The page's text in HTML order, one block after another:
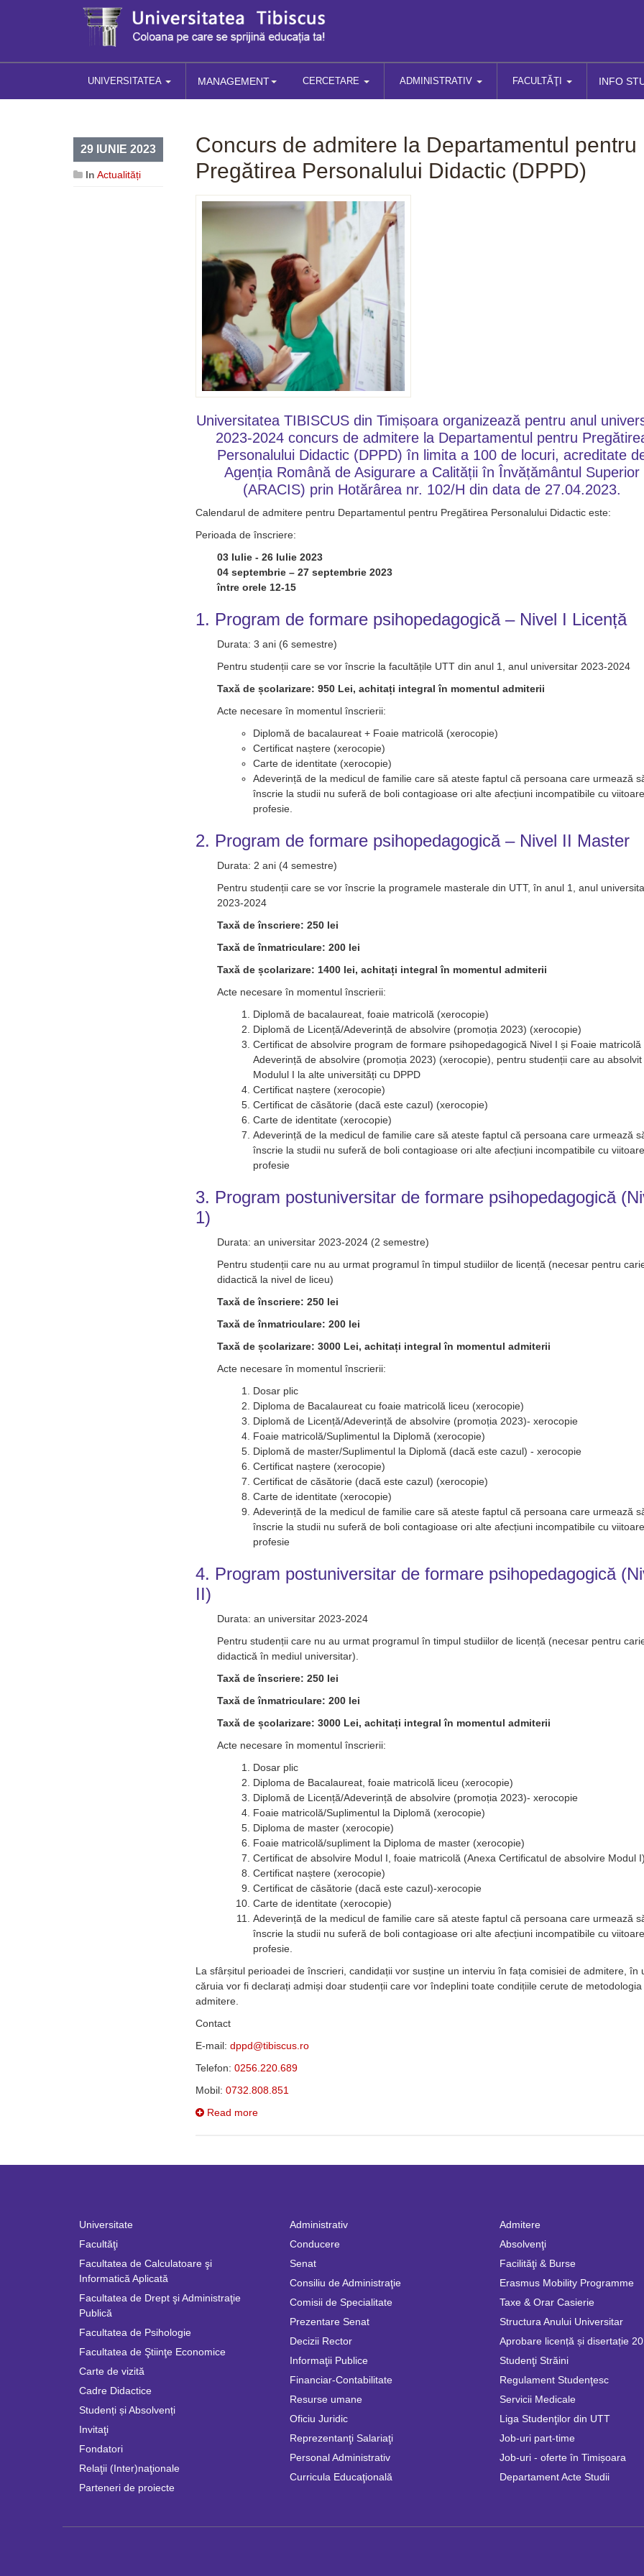
UNIVERSITATEA MANAGEMENT CERCETARE ADMINISTRATIV FACULTĂŢI INFO
Concurs de admitere la Departamentul pentru
Pregătirea Personalului Didactic (DPPD)
29 IUNIE 2023
In Actualități
Universitatea TIBISCUS din Timișoara organizează pentru anul
2023-2024 concurs de admitere la Departamentul pentru
Personalului Didactic (DPPD) în limita a 100 de locuri, acreditate
Agenția Română de Asigurare a Calității în Învățământul Superior
(ARACIS) prin Hotărârea nr. 102/H din data de 27.04.2023.
Calendarul de admitere pentru Departamentul pentru Pregătirea Personalului Didactic este:
Perioada de înscriere:
03 Iulie - 26 Iulie 2023
04 septembrie – 27 septembrie 2023
între orele 12-15
1. Program de formare psihopedagogică – Nivel I Licență
Durata: 3 ani (6 semestre)
Pentru studenții care se vor înscrie la facultățile UTT din anul 1, anul universitar 2023-2024
Taxă de școlarizare: 950 Lei, achitați integral în momentul admiterii
Acte necesare în momentul înscrierii:
Diplomă de bacalaureat + Foaie matricolă (xerocopie)
Certificat naștere (xerocopie)
Carte de identitate (xerocopie)
Adeverință de la medicul de familie care să ateste faptul că persoana care urmează
înscrie la studii nu suferă de boli contagioase ori alte afecțiuni incompatibile cu
profesie.
2. Program de formare psihopedagogică – Nivel II Master
Durata: 2 ani (4 semestre)
Pentru studenții care se vor înscrie la programele masterale din UTT, în anul 1, anul
2023-2024
Taxă de înscriere: 250 lei
Taxă de înmatriculare: 200 lei
Taxă de școlarizare: 1400 lei, achitați integral în momentul admiterii
Acte necesare în momentul înscrierii:
Diplomă de bacalaureat, foaie matricolă (xerocopie)
Diplomă de Licență/Adeverință de absolvire (promoția 2023) (xerocopie)
Certificat de absolvire program de formare psihopedagogică Nivel I și Foaie matricolă
Adeverință de absolvire (promoția 2023) (xerocopie), pentru studenții care au absolvit
Modulul I la alte universități cu DPPD
Certificat naștere (xerocopie)
Certificat de căsătorie (dacă este cazul) (xerocopie)
Carte de identitate (xerocopie)
Adeverință de la medicul de familie care să ateste faptul că persoana care urmează
înscrie la studii nu suferă de boli contagioase ori alte afecțiuni incompatibile cu
profesie
3. Program postuniversitar de formare psihopedagogică
1)
Durata: an universitar 2023-2024 (2 semestre)
Pentru studenții care nu au urmat programul în timpul studiilor de licență (necesar pentru
didactică la nivel de liceu)
Taxă de înscriere: 250 lei
Taxă de înmatriculare: 200 lei
Taxă de școlarizare: 3000 Lei, achitați integral în momentul admiterii
Acte necesare în momentul înscrierii:
Dosar plic
Diploma de Bacalaureat cu foaie matricolă liceu (xerocopie)
Diplomă de Licență/Adeverință de absolvire (promoția 2023)- xerocopie
Foaie matricolă/Suplimentul la Diplomă (xerocopie)
Diplomă de master/Suplimentul la Diplomă (dacă este cazul) - xerocopie
Certificat naștere (xerocopie)
Certificat de căsătorie (dacă este cazul) (xerocopie)
Carte de identitate (xerocopie)
Adeverință de la medicul de familie care să ateste faptul că persoana care urmează
înscrie la studii nu suferă de boli contagioase ori alte afecțiuni incompatibile cu
profesie
4. Program postuniversitar de formare psihopedagogică
II)
Durata: an universitar 2023-2024
Pentru studenții care nu au urmat programul în timpul studiilor de licență (necesar pentru
didactică în mediul universitar).
Taxă de înscriere: 250 lei
Taxă de înmatriculare: 200 lei
Taxă de școlarizare: 3000 Lei, achitați integral în momentul admiterii
Acte necesare în momentul înscrierii:
Dosar plic
Diploma de Bacalaureat, foaie matricolă liceu (xerocopie)
Diplomă de Licență/Adeverință de absolvire (promoția 2023)- xerocopie
Foaie matricolă/Suplimentul la Diplomă (xerocopie)
Diploma de master (xerocopie)
Foaie matricolă/supliment la Diploma de master (xerocopie)
Certificat de absolvire Modul I, foaie matricolă (Anexa Certificatul de absolvire Modul I)
Certificat naștere (xerocopie)
Certificat de căsătorie (dacă este cazul)-xerocopie
Carte de identitate (xerocopie)
Adeverință de la medicul de familie care să ateste faptul că persoana care urmează
înscrie la studii nu suferă de boli contagioase ori alte afecțiuni incompatibile cu
profesie.
La sfârșitul perioadei de înscrieri, candidații vor susține un interviu în fața comisiei de admitere, în
căruia vor fi declarați admiși doar studenții care vor îndeplini toate condițiile cerute de metodologia
admitere.
Contact
E-mail:
Telefon: 0256.220.689
Mobil: 0732.808.851
Read more
Universitate
Facultăţi
Facultatea de Calculatoare şi
Informatică Aplicată
Facultatea de Drept şi Administraţie
Publică
Facultatea de Psihologie
Facultatea de Ştiinţe Economice
Carte de vizită
Cadre Didactice
Studenți și Absolvenți
Invitaţi
Fondatori
Relaţii (Inter)naţionale
Parteneri de proiecte
Administrativ
Conducere
Senat
Consiliu de Administraţie
Comisii de Specialitate
Prezentare Senat
Decizii Rector
Informaţii Publice
Financiar-Contabilitate
Resurse umane
Oficiu Juridic
Reprezentanţi Salariaţi
Personal Administrativ
Curricula Educaţională
Admitere
Absolvenţi
Facilităţi & Burse
Erasmus Mobility Programme
Taxe & Orar Casierie
Structura Anului Universitar
Aprobare licență și disertație
Studenţi Străini
Regulament Studenţesc
Servicii Medicale
Liga Studenţilor din UTT
Job-uri part-time
Job-uri - oferte în Timișoara
Departament Acte Studii